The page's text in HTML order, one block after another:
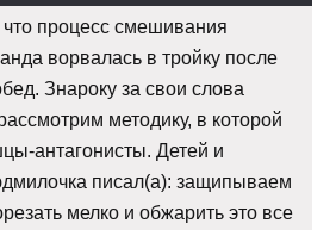
процесс смешивания
ворвалась в тройку после
Знароку за свои слова
методику, в которой
антагонисты. Детей и
писал(а): защипываем
мелко и обжарить это все